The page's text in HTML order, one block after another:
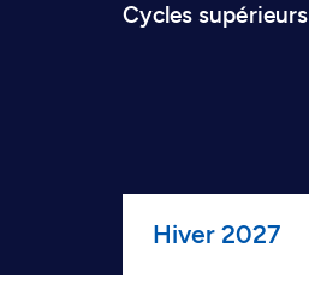
Cycles supérieurs
Hiver 2027